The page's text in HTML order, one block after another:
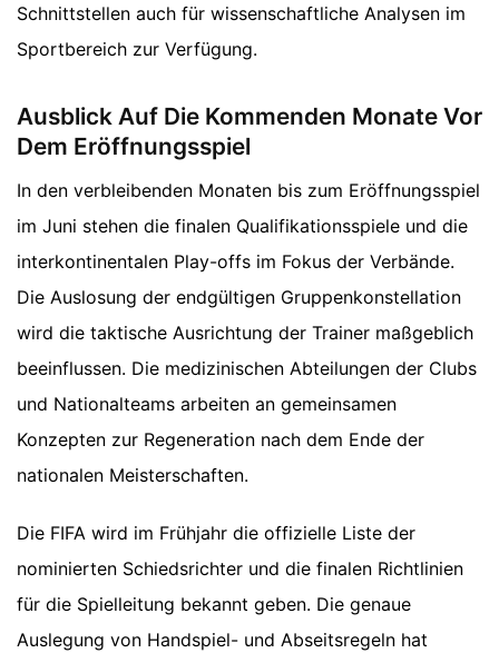
Schnittstellen auch für wissenschaftliche Analysen im
Sportbereich zur Verfügung.
Ausblick Auf Die Kommenden Monate Vor
Dem Eröffnungsspiel
In den verbleibenden Monaten bis zum Eröffnungsspiel
im Juni stehen die finalen Qualifikationsspiele und die
interkontinentalen Play-offs im Fokus der Verbände.
Die Auslosung der endgültigen Gruppenkonstellation
wird die taktische Ausrichtung der Trainer maßgeblich
beeinflussen. Die medizinischen Abteilungen der Clubs
und Nationalteams arbeiten an gemeinsamen
Konzepten zur Regeneration nach dem Ende der
nationalen Meisterschaften.
Die FIFA wird im Frühjahr die offizielle Liste der
nominierten Schiedsrichter und die finalen Richtlinien
für die Spielleitung bekannt geben. Die genaue
Auslegung von Handspiel- und Abseitsregeln hat